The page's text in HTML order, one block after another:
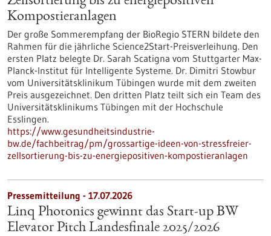
Kompostieranlagen
Der große Sommerempfang der BioRegio STERN bildete den
Rahmen für die jährliche Science2Start-Preisverleihung. Den
ersten Platz belegte Dr. Sarah Scatigna vom Stuttgarter Max-
Planck-Institut für Intelligente Systeme. Dr. Dimitri Stowbur
vom Universitätsklinikum Tübingen wurde mit dem zweiten
Preis ausgezeichnet. Den dritten Platz teilt sich ein Team des
Universitätsklinikums Tübingen mit der Hochschule
Esslingen.
https://www.gesundheitsindustrie-
bw.de/fachbeitrag/pm/grossartige-ideen-von-stressfreier-
zellsortierung-bis-zu-energiepositiven-kompostieranlagen
Pressemitteilung - 17.07.2026
Linq Photonics gewinnt das Start-up BW
Elevator Pitch Landesfinale 2025/2026